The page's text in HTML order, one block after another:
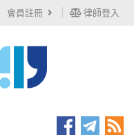
會員註冊 律師登入